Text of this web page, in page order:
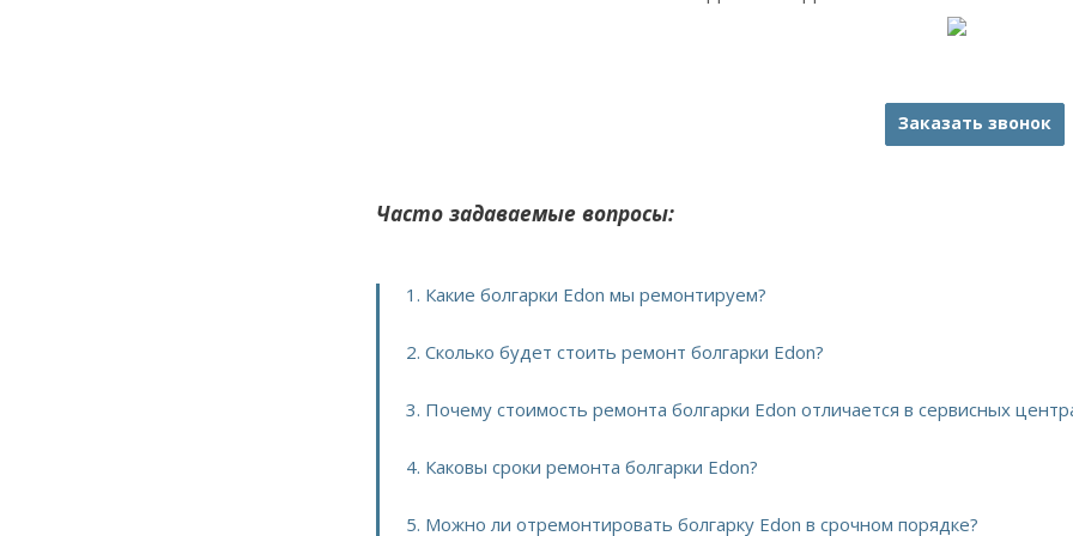
Заказать звонок
Часто задаваемые вопросы:
1. Какие болгарки Edon мы ремонтируем?
2. Сколько будет стоить ремонт болгарки Edon?
3. Почему стоимость ремонта болгарки Edon отличается в сервисных
4. Каковы сроки ремонта болгарки Edon?
5. Можно ли отремонтировать болгарку Edon в срочном порядке?